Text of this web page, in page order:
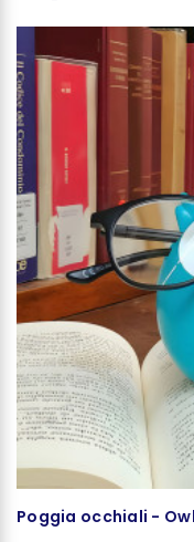
Poggia occhiali - Owl